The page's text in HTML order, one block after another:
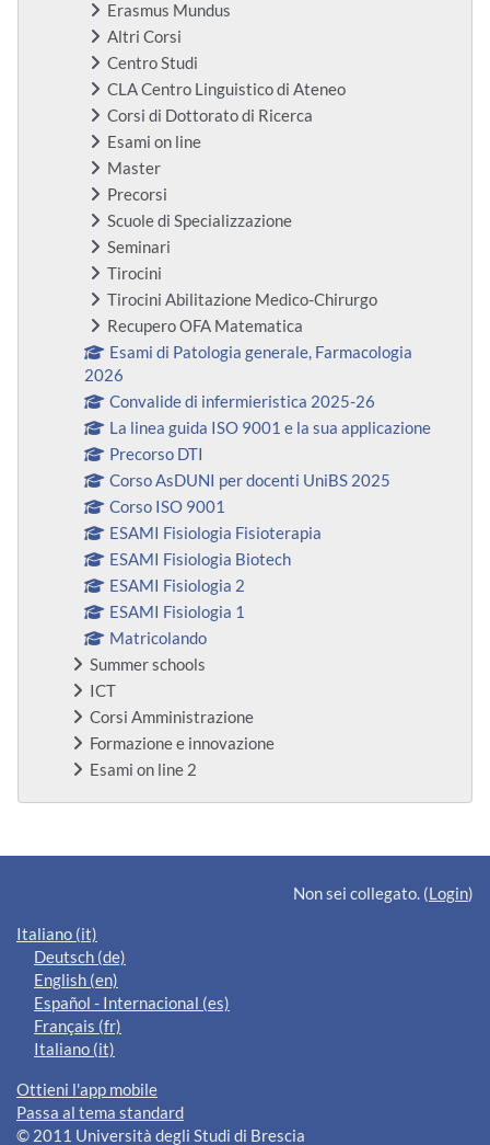
Erasmus Mundus
Altri Corsi
Centro Studi
CLA Centro Linguistico di Ateneo
Corsi di Dottorato di Ricerca
Esami on line
Master
Precorsi
Scuole di Specializzazione
Seminari
Tirocini
Tirocini Abilitazione Medico-Chirurgo
Recupero OFA Matematica
Esami di Patologia generale, Farmacologia
2026
Convalide di infermieristica 2025-26
La linea guida ISO 9001 e la sua applicazione
Precorso DTI
Corso AsDUNI per docenti UniBS 2025
Corso ISO 9001
ESAMI Fisiologia Fisioterapia
ESAMI Fisiologia Biotech
ESAMI Fisiologia 2
ESAMI Fisiologia 1
Matricolando
Summer schools
ICT
Corsi Amministrazione
Formazione e innovazione
Esami on line 2
Blocchi supplementari
Non sei collegato. (Login)
Italiano ‎(it)‎
Deutsch ‎(de)‎
English ‎(en)‎
Español - Internacional ‎(es)‎
Français ‎(fr)‎
Italiano ‎(it)‎
Ottieni l'app mobile
Passa al tema standard
© 2011 Università degli Studi di Brescia